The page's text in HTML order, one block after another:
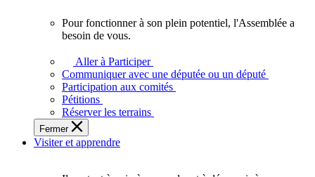
plein
potentiel,
l'Assemblée
a
besoin
de
Pour fonctionner à son plein potentiel, l'Assemblée a
besoin de vous.
Aller à Participer
Communiquer avec une députée ou un député
Participation aux comités
Pétitions
Réserver les terrains
Fermer
Visiter et apprendre